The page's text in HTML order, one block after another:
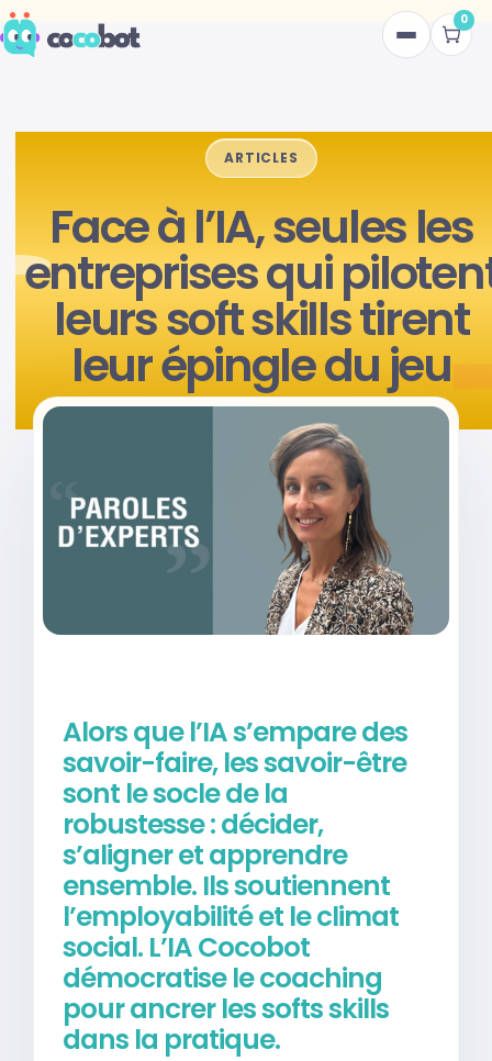
to
content
OFFRE
CONTACT
BLOG
Connexion
0
ARTICLES
Face à l’IA, seules les
entreprises qui
leurs soft skills tirent
leur épingle du jeu
29 mai 2026
Alors que l’IA s’empare des
savoir-faire, les savoir-être
sont le socle de la
robustesse : décider,
s’aligner et apprendre
ensemble. Ils soutiennent
l’employabilité et le climat
social. L’IA Cocobot
démocratise le coaching
pour ancrer les softs skills
dans la pratique.